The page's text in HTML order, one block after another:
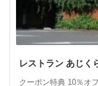
レストラン あじく
クーポン特典 10％オ